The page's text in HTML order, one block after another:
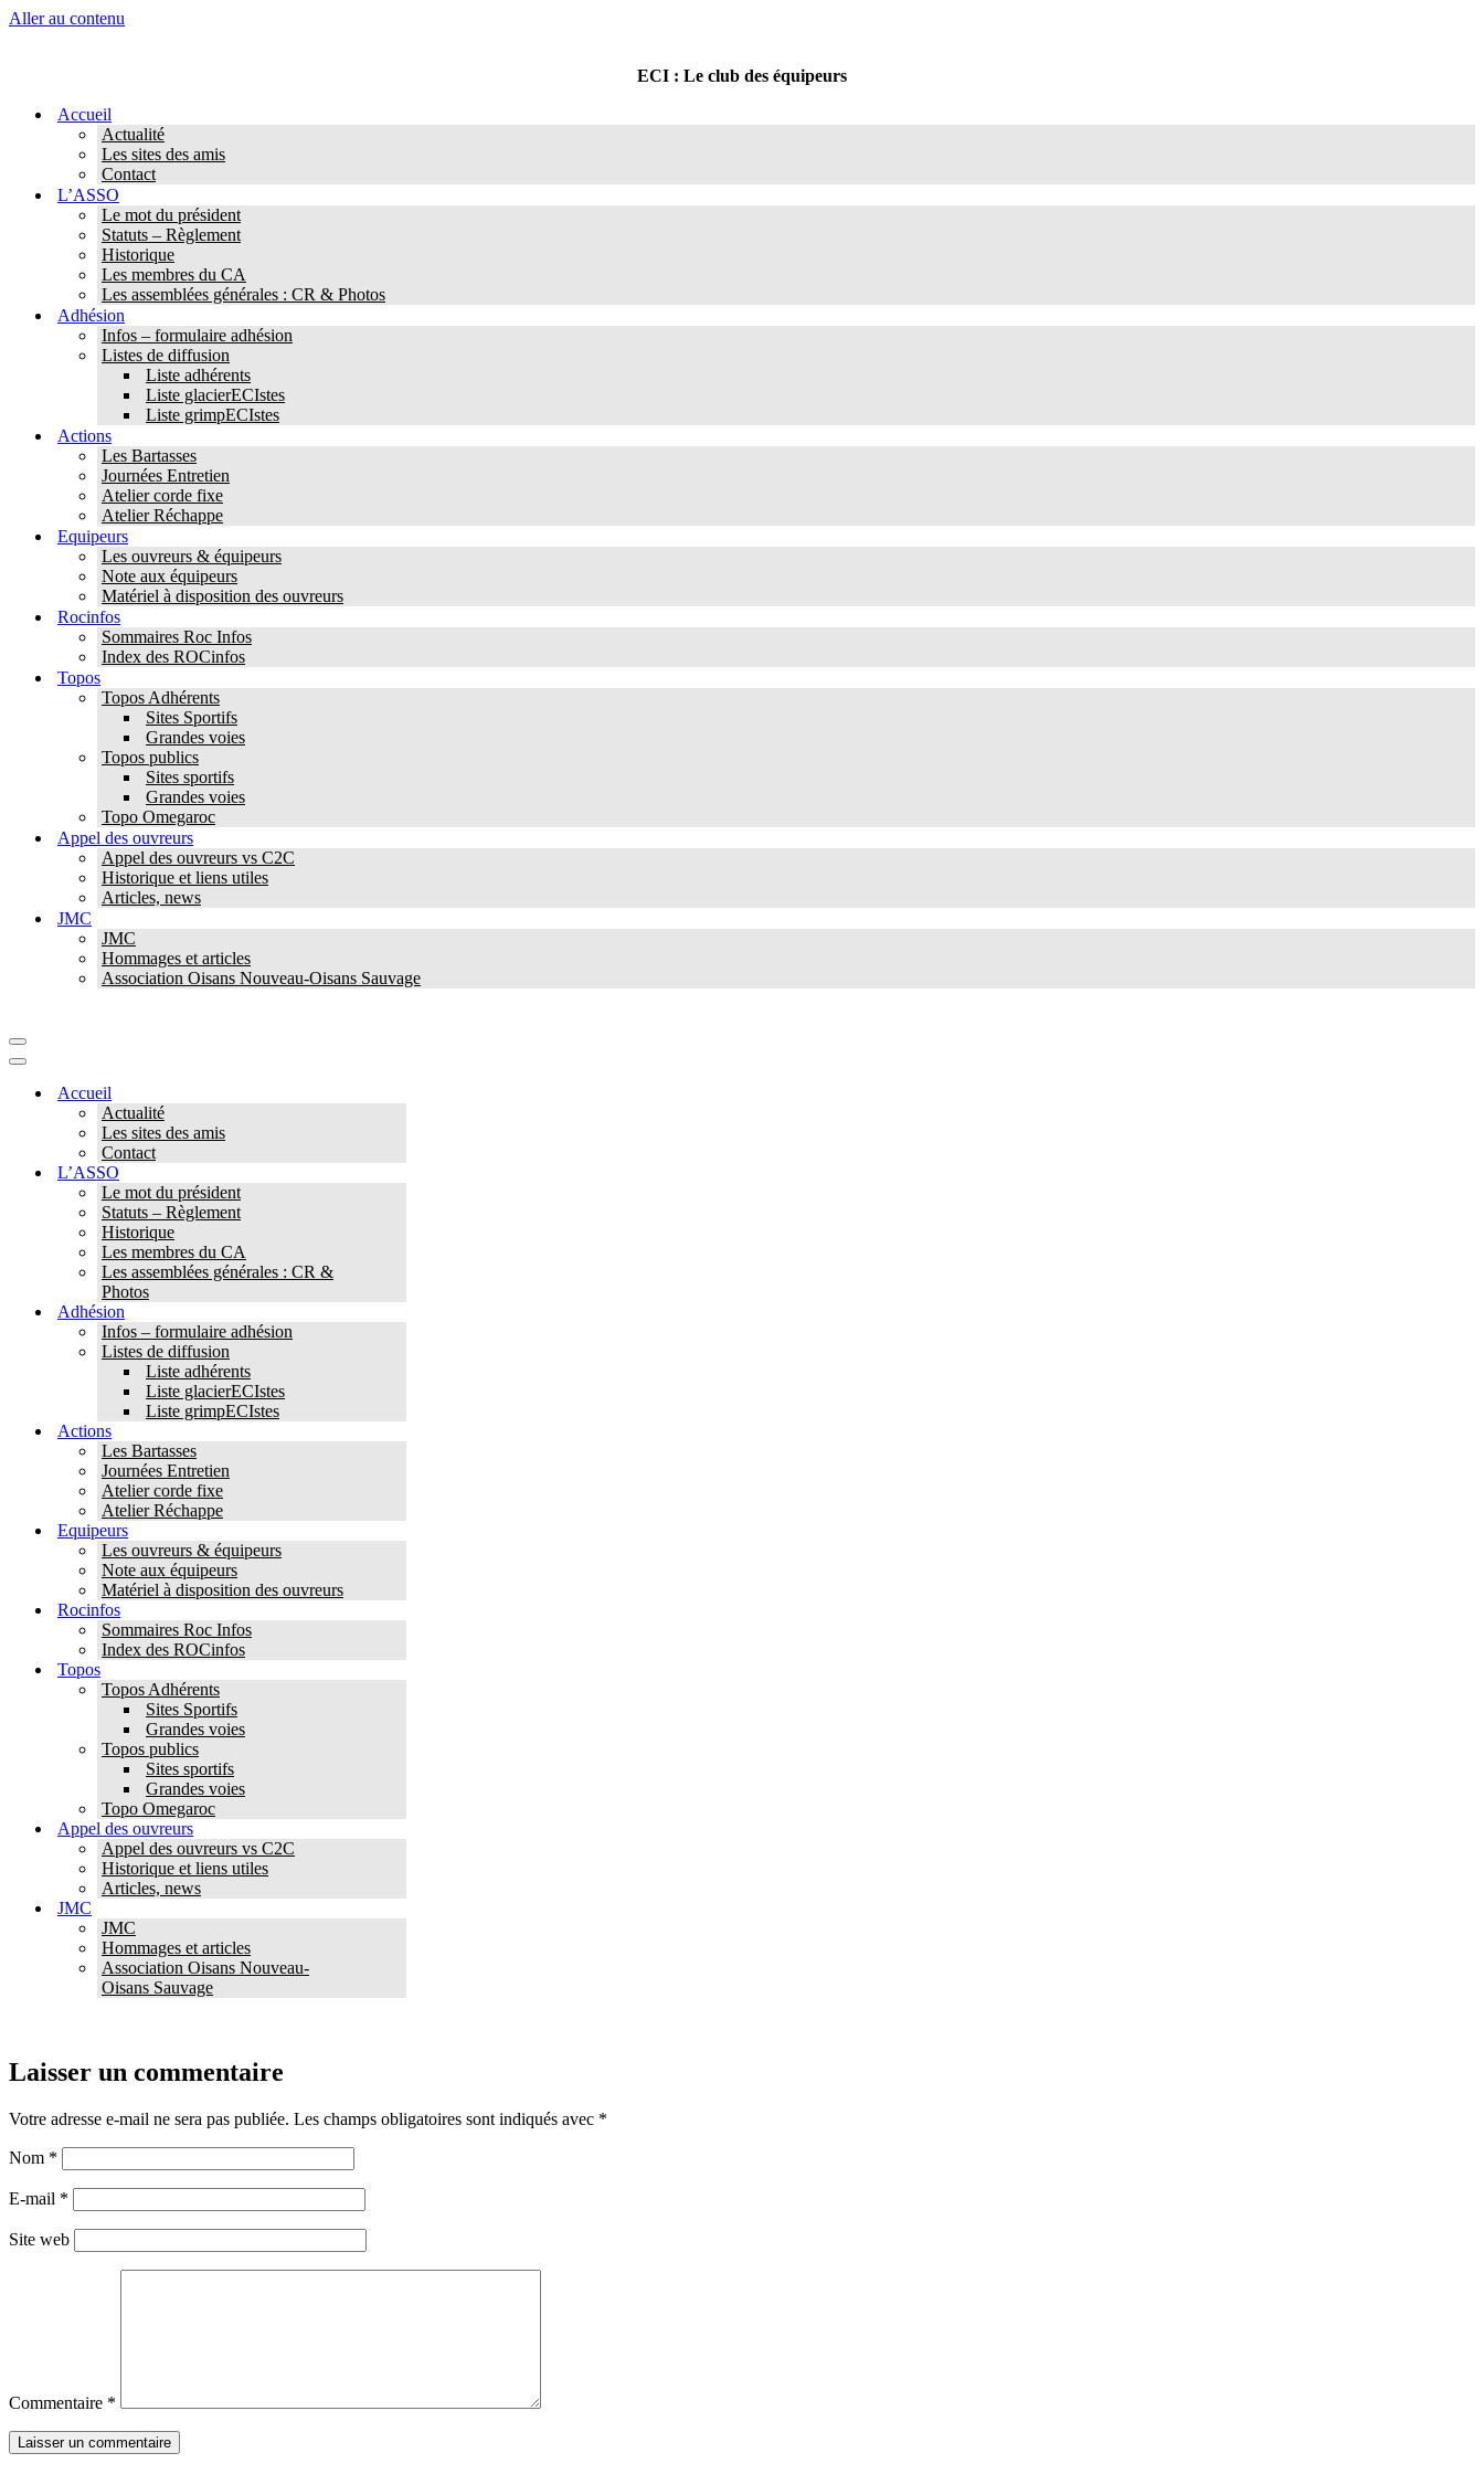
Aller au contenu
ECI : Le club des équipeurs
Accueil
Actualité
Les sites des amis
Contact
L’ASSO
Le mot du président
Statuts – Règlement
Historique
Les membres du CA
Les assemblées générales : CR & Photos
Adhésion
Infos – formulaire adhésion
Listes de diffusion
Liste adhérents
Liste glacierECIstes
Liste grimpECIstes
Actions
Les Bartasses
Journées Entretien
Atelier corde fixe
Atelier Réchappe
Equipeurs
Les ouvreurs & équipeurs
Note aux équipeurs
Matériel à disposition des ouvreurs
Rocinfos
Sommaires Roc Infos
Index des ROCinfos
Topos
Topos Adhérents
Sites Sportifs
Grandes voies
Topos publics
Sites sportifs
Grandes voies
Topo Omegaroc
Appel des ouvreurs
Appel des ouvreurs vs C2C
Historique et liens utiles
Articles, news
JMC
JMC
Hommages et articles
Association Oisans Nouveau-Oisans Sauvage
Menu
de
Menu
navigationAccueil
Actualité
Les sites des amis
Contact
L’ASSO
Le mot du président
Statuts – Règlement
Historique
Les membres du CA
Les assemblées générales : CR &
Photos
Adhésion
Infos – formulaire adhésion
Listes de diffusion
Liste adhérents
Liste glacierECIstes
Liste grimpECIstes
Actions
Les Bartasses
Journées Entretien
Atelier corde fixe
Atelier Réchappe
Equipeurs
Les ouvreurs & équipeurs
Note aux équipeurs
Matériel à disposition des ouvreurs
Rocinfos
Sommaires Roc Infos
Index des ROCinfos
Topos
Topos Adhérents
Sites Sportifs
Grandes voies
Topos publics
Sites sportifs
Grandes voies
Topo Omegaroc
Appel des ouvreurs
Appel des ouvreurs vs C2C
Historique et liens utiles
Articles, news
JMC
JMC
Hommages et articles
Association Oisans Nouveau-
Oisans Sauvage
Laisser un commentaire
Votre adresse e-mail ne sera pas publiée. Les champs obligatoires sont indiqués avec *
Nom *
E-mail *
Site web
Commentaire *